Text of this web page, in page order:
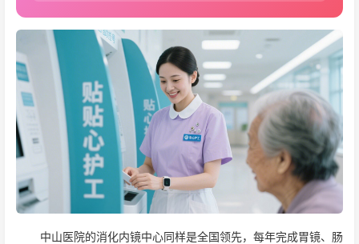
中山医院的消化内镜中心同样是全国领先，每年完成胃镜、肠